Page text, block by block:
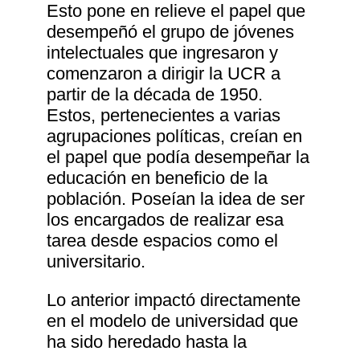
Esto pone en relieve el papel que
desempeñó el grupo de jóvenes
intelectuales que ingresaron y
comenzaron a dirigir la UCR a
partir de la década de 1950.
Estos, pertenecientes a varias
agrupaciones políticas, creían en
el papel que podía desempeñar la
educación en beneficio de la
población. Poseían la idea de ser
los encargados de realizar esa
tarea desde espacios como el
universitario.
Lo anterior impactó directamente
en el modelo de universidad que
ha sido heredado hasta la